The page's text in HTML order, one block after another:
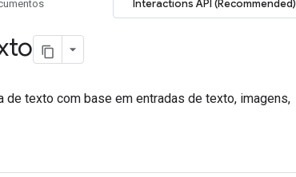
Interactions API (Recommended)
de texto com base em entradas de texto, imagens,